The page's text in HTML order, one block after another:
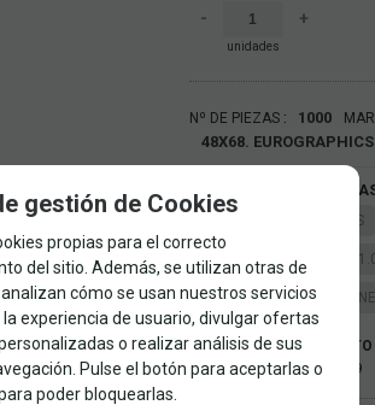
-
unidades
+
Nº DE PIEZAS 1000
48X68. EUROGRAPHICS
FAMILIAS
PUZZLES POR MARCAS
EUROGRAPHICS
AUTORES Y
FECHA DE LANZAMIENTO
Miércoles, 22 Mayo 2019
gestión de Cookies
propias para el correcto
del sitio. Además, se utilizan otras de
cómo se usan nuestros servicios
experiencia de usuario, divulgar ofertas
o realizar análisis de sus
Pulse el botón para aceptarlas o
poder bloquearlas.